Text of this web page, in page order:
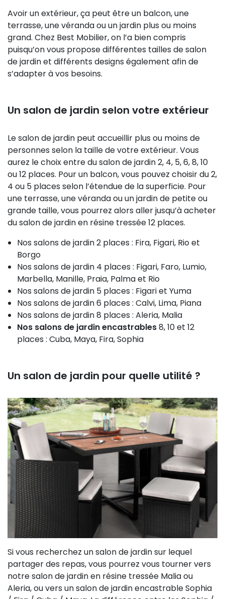
Avoir un extérieur, ça peut être un balcon, une
terrasse, une véranda ou un jardin plus ou moins
grand. Chez Best Mobilier, on l’a bien compris
puisqu’on vous propose différentes tailles de salon
de jardin et différents designs également afin de
s’adapter à vos besoins.
Un salon de jardin selon votre extérieur
Le salon de jardin peut accueillir plus ou moins de
personnes selon la taille de votre extérieur. Vous
aurez le choix entre du salon de jardin 2, 4, 5, 6, 8, 10
ou 12 places. Pour un balcon, vous pouvez choisir du 2,
4 ou 5 places selon l’étendue de la superficie. Pour
une terrasse, une véranda ou un jardin de petite ou
grande taille, vous pourrez alors aller jusqu’à acheter
du salon de jardin en résine tressée 12 places.
Nos salons de jardin 2 places : Fira, Figari, Rio et
Borgo
Nos salons de jardin 4 places : Figari, Faro, Lumio,
Marbella, Manille, Praia, Palma et Rio
Nos salons de jardin 5 places : Figari et Yuma
Nos salons de jardin 6 places : Calvi, Lima, Piana
Nos salons de jardin 8 places : Aleria, Malia
Nos salons de jardin encastrables8, 10 et 12
places : Cuba, Maya, Fira, Sophia
Un salon de jardin pour quelle utilité ?
Si vous recherchez un salon de jardin sur lequel
partager des repas, vous pourrez vous tourner vers
notre salon de jardin en résine tressée Malia ou
Aleria, ou vers un salon de jardin encastrable Sophia